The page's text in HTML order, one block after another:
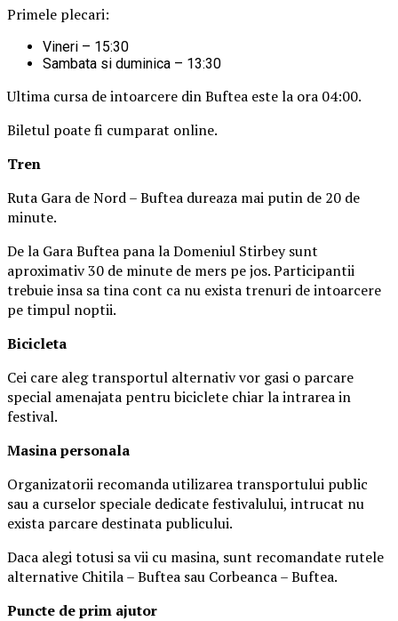
Primele plecari:
Vineri – 15:30
Sambata si duminica – 13:30
Ultima cursa de intoarcere din Buftea este la ora 04:00.
Biletul poate fi cumparat online.
Tren
Ruta Gara de Nord – Buftea dureaza mai putin de 20 de
minute.
De la Gara Buftea pana la Domeniul Stirbey sunt
aproximativ 30 de minute de mers pe jos. Participantii
trebuie insa sa tina cont ca nu exista trenuri de intoarcere
pe timpul noptii.
Bicicleta
Cei care aleg transportul alternativ vor gasi o parcare
special amenajata pentru biciclete chiar la intrarea in
festival.
Masinapersonala
Organizatorii recomanda utilizarea transportului public
sau a curselor speciale dedicate festivalului, intrucat nu
exista parcare destinata publicului.
Daca alegi totusi sa vii cu masina, sunt recomandate rutele
alternative Chitila – Buftea sau Corbeanca – Buftea.
Puncte de prim ajutor